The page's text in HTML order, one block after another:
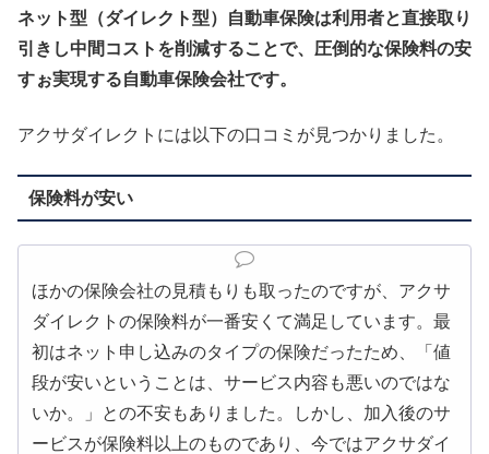
ネット型（ダイレクト型）自動車保険は利用者と直接取り
引きし中間コストを削減することで、圧倒的な保険料の安
すぉ実現する自動車保険会社です。
アクサダイレクトには以下の口コミが見つかりました。
保険料が安い
ほかの保険会社の見積もりも取ったのですが、アクサ
ダイレクトの保険料が一番安くて満足しています。最
初はネット申し込みのタイプの保険だったため、「値
段が安いということは、サービス内容も悪いのではな
いか。」との不安もありました。しかし、加入後のサ
ービスが保険料以上のものであり、今ではアクサダイ